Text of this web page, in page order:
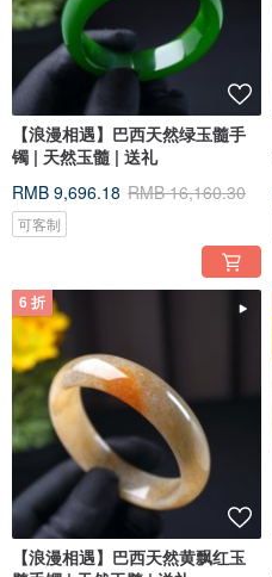
【浪漫相遇】巴西天然绿玉髓手
镯 | 天然玉髓 | 送礼
RMB 9,696.18 RMB 16,160.30
可客制
6 折
【浪漫相遇】巴西天然黄飘红玉